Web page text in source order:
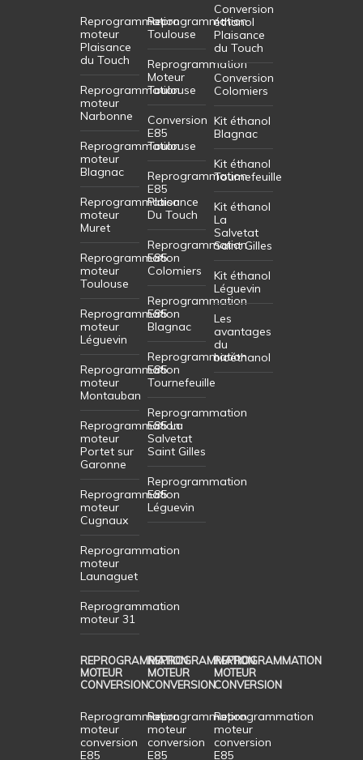
Reprogrammation
moteur
Plaisance
du Touch
Reprogrammation
moteur
Narbonne
Reprogrammation
moteur
Blagnac
Reprogrammation
moteur
Muret
Reprogrammation
moteur
Toulouse
Reprogrammation
moteur
Léguevin
Reprogrammation
moteur
Montauban
Reprogrammation
moteur
Portet sur
Garonne
Reprogrammation
moteur
Cugnaux
Reprogrammation
moteur
Launaguet
Reprogrammation
moteur 31
Reprogrammation
Toulouse
Reprogrammation
Moteur
Toulouse
Conversion
E85
Toulouse
Reprogrammation
E85
Plaisance
Du Touch
Reprogrammation
E85
Colomiers
Reprogrammation
E85
Blagnac
Reprogrammation
E85
Tournefeuille
Reprogrammation
E85 La
Salvetat
Saint Gilles
Reprogrammation
E85
Léguevin
Conversion
éthanol
Plaisance
du Touch
Conversion
Colomiers
Kit éthanol
Blagnac
Kit éthanol
Tournefeuille
Kit éthanol
La
Salvetat
Saint Gilles
Kit éthanol
Léguevin
Les
avantages
du
bioéthanol
REPROGRAMMATION
MOTEUR
CONVERSION
Reprogrammation
moteur
conversion
E85
REPROGRAMMATION
MOTEUR
CONVERSION
Reprogrammation
moteur
conversion
E85
REPROGRAMMATION
MOTEUR
CONVERSION
Reprogrammation
moteur
conversion
E85